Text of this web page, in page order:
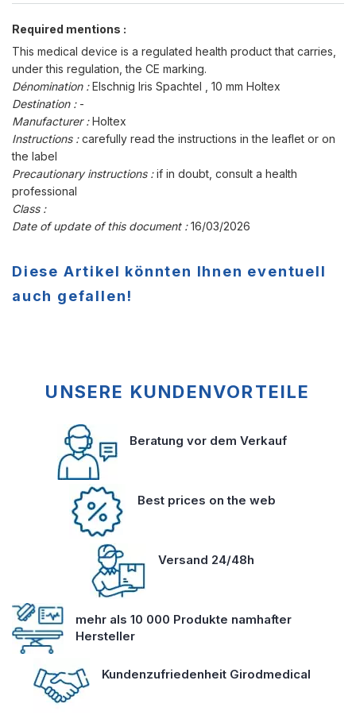
Required mentions :
This medical device is a regulated health product that carries,
under this regulation, the CE marking.
Dénomination :Elschnig Iris Spachtel , 10 mm Holtex
Destination : -
Manufacturer :Holtex
Instructions :carefully read the instructions in the leaflet or on
the label
Precautionary instructions :if in doubt, consult a health
professional
Class :
Date of update of this document :16/03/2026
Diese Artikel könnten Ihnen eventuell
auch gefallen!
UNSERE KUNDENVORTEILE
Beratung vor dem Verkauf
Best prices on the web
Versand 24/48h
mehr als 10 000 Produkte namhafter
Hersteller
Kundenzufriedenheit Girodmedical